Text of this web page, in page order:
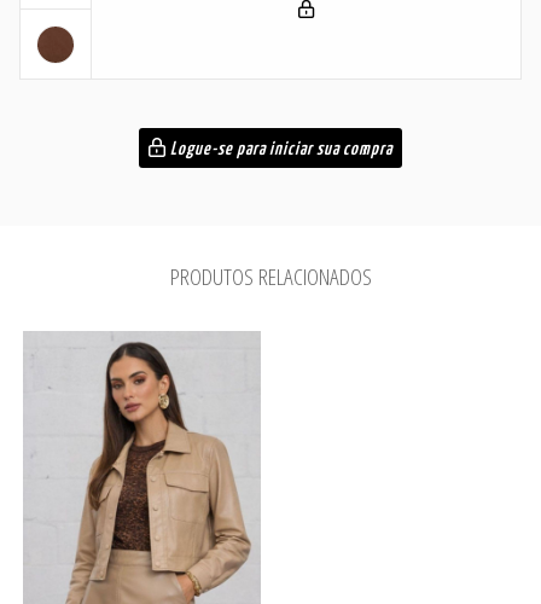
Logue-se para iniciar sua compra
PRODUTOS RELACIONADOS